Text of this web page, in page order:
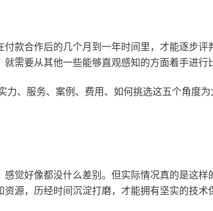
款合作后的几个月到一年时间里，才能逐步评
需要从其他一些能够直观感知的方面着手进行
、服务、案例、费用、如何挑选这五个角度
觉好像都没什么差别。但实际情况真的是这样
源，历经时间沉淀打磨，才能拥有坚实的技术